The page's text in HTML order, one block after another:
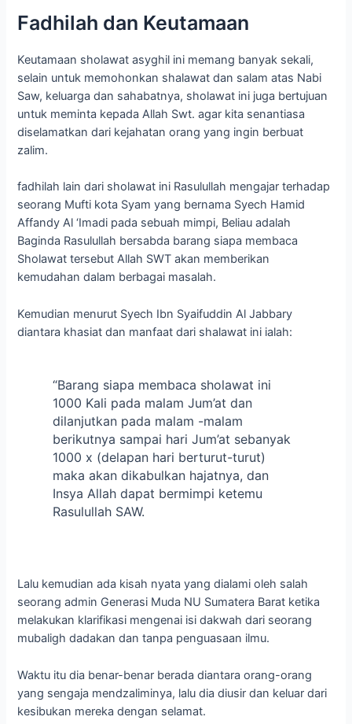
Fadhilah dan Keutamaan
Keutamaan sholawat asyghil ini memang banyak sekali,
selain untuk memohonkan shalawat dan salam atas Nabi
Saw, keluarga dan sahabatnya, sholawat ini juga bertujuan
untuk meminta kepada Allah Swt. agar kita senantiasa
diselamatkan dari kejahatan orang yang ingin berbuat
zalim.
fadhilah lain dari sholawat ini Rasulullah mengajar terhadap
seorang Mufti kota Syam yang bernama Syech Hamid
Affandy Al ‘Imadi pada sebuah mimpi, Beliau adalah
Baginda Rasulullah bersabda barang siapa membaca
Sholawat tersebut Allah SWT akan memberikan
kemudahan dalam berbagai masalah.
Kemudian menurut Syech Ibn Syaifuddin Al Jabbary
diantara khasiat dan manfaat dari shalawat ini ialah:
“Barang siapa membaca sholawat ini
1000 Kali pada malam Jum’at dan
dilanjutkan pada malam -malam
berikutnya sampai hari Jum’at sebanyak
1000 x (delapan hari berturut-turut)
maka akan dikabulkan hajatnya, dan
Insya Allah dapat bermimpi ketemu
Rasulullah SAW.
Lalu kemudian ada kisah nyata yang dialami oleh salah
seorang admin Generasi Muda NU Sumatera Barat ketika
melakukan klarifikasi mengenai isi dakwah dari seorang
mubaligh dadakan dan tanpa penguasaan ilmu.
Waktu itu dia benar-benar berada diantara orang-orang
yang sengaja mendzaliminya, lalu dia diusir dan keluar dari
kesibukan mereka dengan selamat.